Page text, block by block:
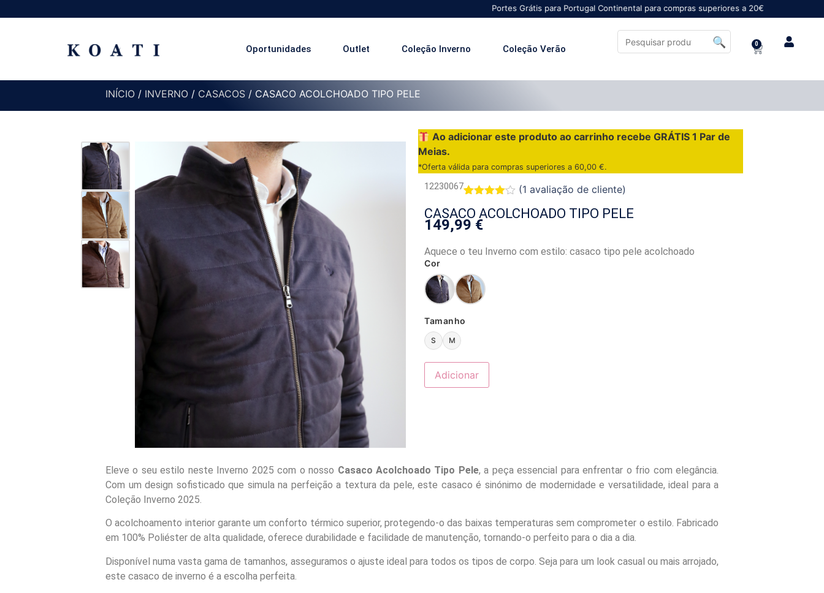
Portes Grátis para Portugal Continental para compras superiores a 20€
Oportunidades Outlet Coleção Inverno Coleção Verão 0
INÍCIO / INVERNO / CASACOS / CASACO ACOLCHOADO TIPO PELE
Ao adicionar este produto ao carrinho recebe GRÁTIS 1 Par de
Meias.
*Oferta válida para compras superiores a 60,00 €.
12230067
com4.00
em 5
classificação
(1 avaliação de cliente)
CASACO ACOLCHOADO TIPO PELE
149,99 €
Aquece o teu Inverno com estilo: casaco tipo pele acolchoado
Cor
Tamanho
S M
Adicionar
Eleve o seu estilo neste Inverno 2025 com o nosso Casaco Acolchoado Tipo Pele, a peça essencial para enfrentar o frio com elegância.
Com um design sofisticado que simula na perfeição a textura da pele, este casaco é sinónimo de modernidade e versatilidade, ideal para a
Coleção Inverno 2025.
O acolchoamento interior garante um conforto térmico superior, protegendo-o das baixas temperaturas sem comprometer o estilo. Fabricado
em 100% Poliéster de alta qualidade, oferece durabilidade e facilidade de manutenção, tornando-o perfeito para o dia a dia.
Disponível numa vasta gama de tamanhos, asseguramos o ajuste ideal para todos os tipos de corpo. Seja para um look casual ou mais arrojado,
este casaco de inverno é a escolha perfeita.